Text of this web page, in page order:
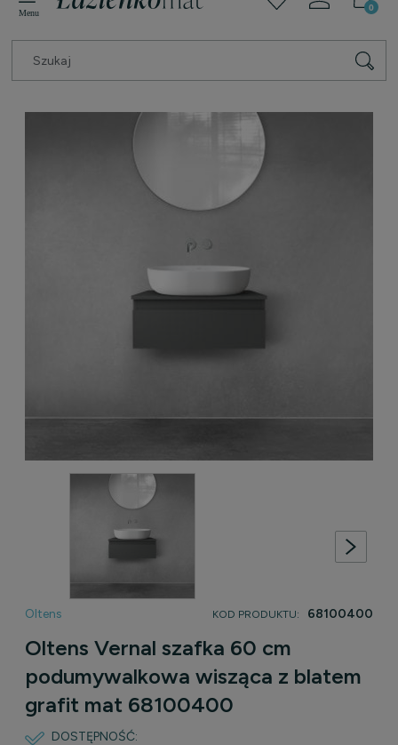
Oltens KOD PRODUKTU: 68100400
Oltens Vernal szafka 60 cm
podumywalkowa wisząca z blatem
grafit mat 68100400
DOSTĘPNOŚĆ: